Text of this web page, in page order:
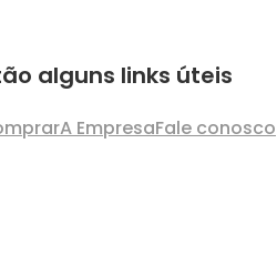
alguns links úteis
A EmpresaFale conosco